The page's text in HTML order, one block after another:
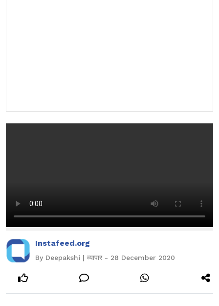
Instafeed.org
By Deepakshi | व्यापार - 28 December 2020